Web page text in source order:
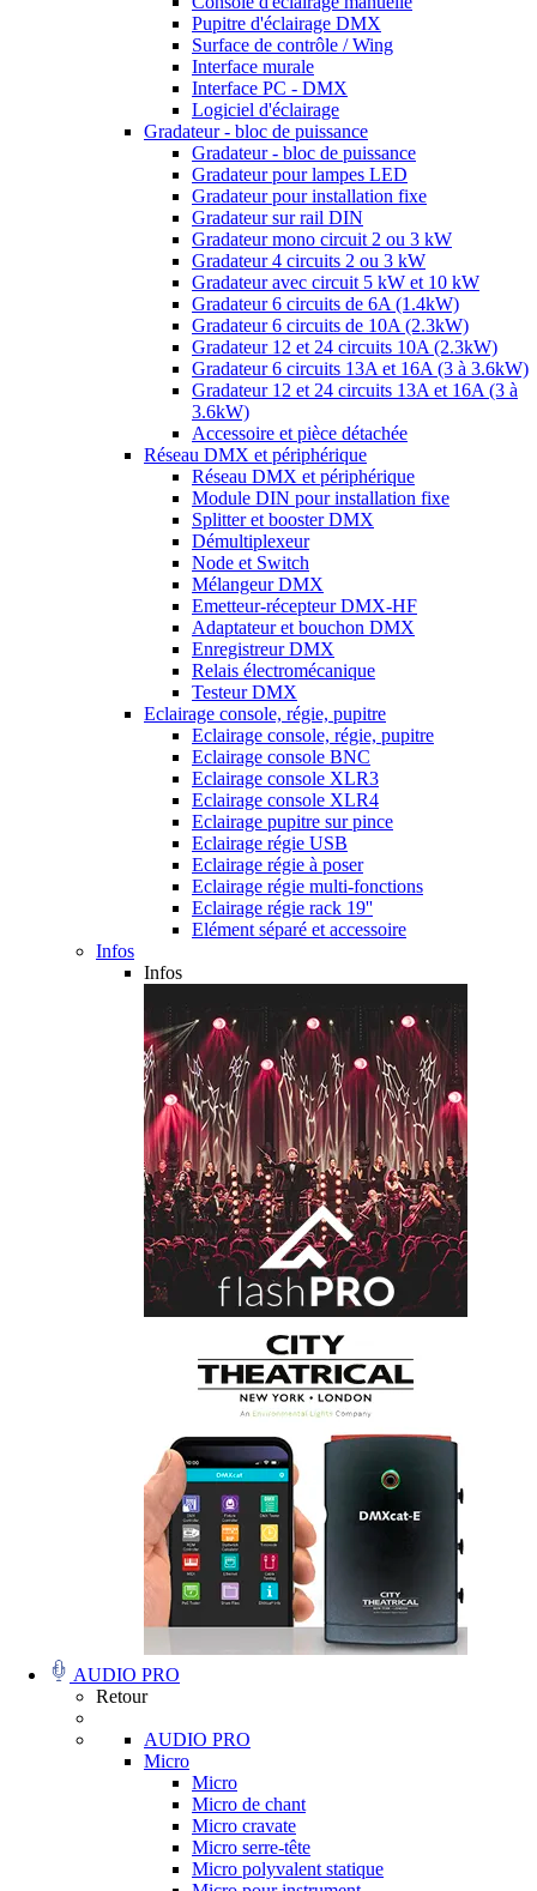
Pupitre d'éclairage DMX
Surface de contrôle / Wing
Interface murale
Interface PC - DMX
Logiciel d'éclairage
Gradateur - bloc de puissance
Gradateur - bloc de puissance
Gradateur pour lampes LED
Gradateur pour installation fixe
Gradateur sur rail DIN
Gradateur mono circuit 2 ou 3 kW
Gradateur 4 circuits 2 ou 3 kW
Gradateur avec circuit 5 kW et 10 kW
Gradateur 6 circuits de 6A (1.4kW)
Gradateur 6 circuits de 10A (2.3kW)
Gradateur 12 et 24 circuits 10A (2.3kW)
Gradateur 6 circuits 13A et 16A (3 à 3.6kW)
Gradateur 12 et 24 circuits 13A et 16A (3 à
3.6kW)
Accessoire et pièce détachée
Réseau DMX et périphérique
Réseau DMX et périphérique
Module DIN pour installation fixe
Splitter et booster DMX
Démultiplexeur
Node et Switch
Mélangeur DMX
Emetteur-récepteur DMX-HF
Adaptateur et bouchon DMX
Enregistreur DMX
Relais électromécanique
Testeur DMX
Eclairage console, régie, pupitre
Eclairage console, régie, pupitre
Eclairage console BNC
Eclairage console XLR3
Eclairage console XLR4
Eclairage pupitre sur pince
Eclairage régie USB
Eclairage régie à poser
Eclairage régie multi-fonctions
Eclairage régie rack 19''
Elément séparé et accessoire
Infos
Infos
AUDIO PRO
Retour
AUDIO PRO
Micro
Micro
Micro de chant
Micro cravate
Micro serre-tête
Micro polyvalent statique